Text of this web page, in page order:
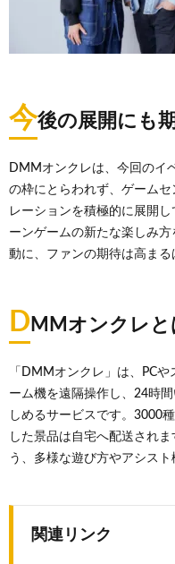
今後の展開にも期
DMMオンクレは、今回のイ
の枠にとらわれず、ゲーム
レーションを積極的に展開
ーンゲームの新たな楽しみ
動に、ファンの期待は高まる
D MMオンクレと
「DMMオンクレ」は、PC
ーム機を遠隔操作し、24時
しめるサービスです。3000
した景品は自宅へ配送され
う、多様な遊び方やアシスト
関連リンク